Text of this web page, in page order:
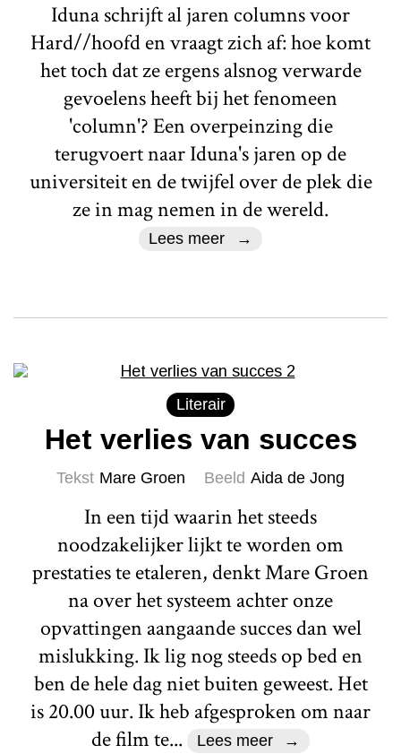
Iduna schrijft al jaren columns voor
Hard//hoofd en vraagt zich af: hoe komt
het toch dat ze ergens alsnog verwarde
gevoelens heeft bij het fenomeen
'column'? Een overpeinzing die
terugvoert naar Iduna's jaren op de
universiteit en de twijfel over de plek die
ze in mag nemen in de wereld.
Lees meer
Literair
Het verlies van succes
Tekst Mare Groen Beeld Aida de Jong
In een tijd waarin het steeds
noodzakelijker lijkt te worden om
prestaties te etaleren, denkt Mare Groen
na over het systeem achter onze
opvattingen aangaande succes dan wel
mislukking. Ik lig nog steeds op bed en
ben de hele dag niet buiten geweest. Het
is 20.00 uur. Ik heb afgesproken om naar
de film te...
Lees meer